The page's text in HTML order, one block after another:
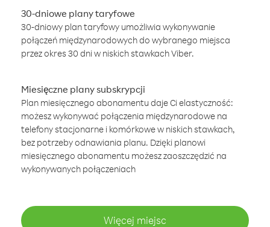
30-dniowe plany taryfowe
30-dniowy plan taryfowy umożliwia wykonywanie
połączeń międzynarodowych do wybranego miejsca
przez okres 30 dni w niskich stawkach Viber.
Miesięczne plany subskrypcji
Plan miesięcznego abonamentu daje Ci elastyczność:
możesz wykonywać połączenia międzynarodowe na
telefony stacjonarne i komórkowe w niskich stawkach,
bez potrzeby odnawiania planu. Dzięki planowi
miesięcznego abonamentu możesz zaoszczędzić na
wykonywanych połączeniach
Więcej miejsc